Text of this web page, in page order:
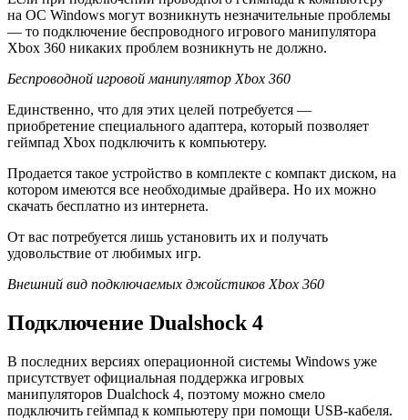
на ОС Windows могут возникнуть незначительные проблемы
— то подключение беспроводного игрового манипулятора
Xbox 360 никаких проблем возникнуть не должно.
Беспроводной игровой манипулятор Xbox 360
Единственно, что для этих целей потребуется —
приобретение специального адаптера, который позволяет
геймпад Xbox подключить к компьютеру.
Продается такое устройство в комплекте с компакт диском, на
котором имеются все необходимые драйвера. Но их можно
скачать бесплатно из интернета.
От вас потребуется лишь установить их и получать
удовольствие от любимых игр.
Внешний вид подключаемых джойстиков Xbox 360
Подключение Dualshock 4
В последних версиях операционной системы Windows уже
присутствует официальная поддержка игровых
манипуляторов Dualchock 4, поэтому можно смело
подключить геймпад к компьютеру при помощи USB-кабеля.